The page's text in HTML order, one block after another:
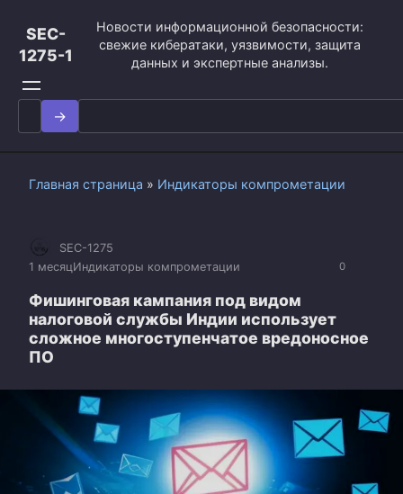
контенту
SEC-
1275-1
Новости информационной безопасности:
свежие кибератаки, уязвимости, защита
данных и экспертные анализы.
Search
for:
Главная страница » Индикаторы компрометации
0
SEC-1275
1 месяцИндикаторы компрометации
Фишинговая кампания под видом
налоговой службы Индии использует
сложное многоступенчатое вредоносное
ПО